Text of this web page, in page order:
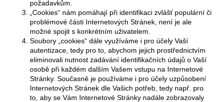
požadavkům.
„Cookies“ nám pomáhají při identifikaci zvlášť populární či
problémové části Internetových Stránek, není je ale
možné spojit s konkrétním uživatelem.
Soubory „cookies“ dále využíváme i pro účely Vaší
autentizace, tedy pro to, abychom jejich prostřednictvím
eliminovali nutnost zadávání identifikačních údajů o Vaší
osobě při každém dalším Vašem vstupu na Internetové
Stránky. Současně je používáme i pro účely uzpůsobení
Internetových Stránek dle Vašich potřeb, tedy např. pro
to, aby se Vám Internetové Stránky nadále zobrazovaly